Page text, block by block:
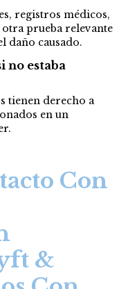
registros médicos,
prueba relevante
daño causado.
no estaba
tienen derecho a
en un
Con
&